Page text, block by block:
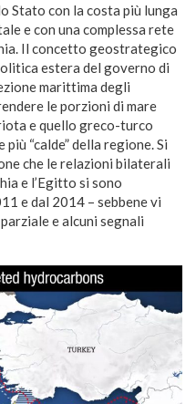
Stato con la costa più lunga
e con una complessa rete
Il concetto geostrategico
estera del governo di
marittima degli
le porzioni di mare
e quello greco-turco
“calde” della regione. Si
che le relazioni bilaterali
e l’Egitto si sono
e dal 2014 – sebbene vi
e alcuni segnali